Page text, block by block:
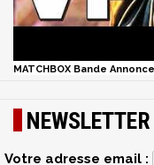
MATCHBOX Bande
Votre adresse email :